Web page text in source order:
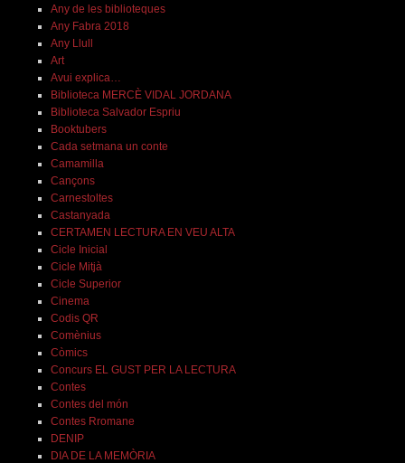
Any de les biblioteques
Any Fabra 2018
Any Llull
Art
Avui explica…
Biblioteca MERCÈ VIDAL JORDANA
Biblioteca Salvador Espriu
Booktubers
Cada setmana un conte
Camamilla
Cançons
Carnestoltes
Castanyada
CERTAMEN LECTURA EN VEU ALTA
Cicle Inicial
Cicle Mitjà
Cicle Superior
Cinema
Codis QR
Comènius
Còmics
Concurs EL GUST PER LA LECTURA
Contes
Contes del món
Contes Rromane
DENIP
DIA DE LA MEMÒRIA